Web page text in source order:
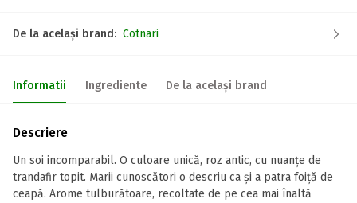
De la același brand: Cotnari
Informatii Ingrediente De la același brand
Descriere
Un soi incomparabil. O culoare unică, roz antic, cu nuanțe de
trandafir topit. Marii cunoscători o descriu ca și a patra foiță de
ceapă. Arome tulburătoare, recoltate de pe cea mai înaltă